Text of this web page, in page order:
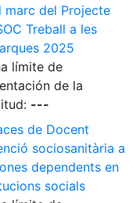
marc del Projecte
Treball a les
2025
límite de
de la
---
de Docent
sociosanitària a
dependents en
socials